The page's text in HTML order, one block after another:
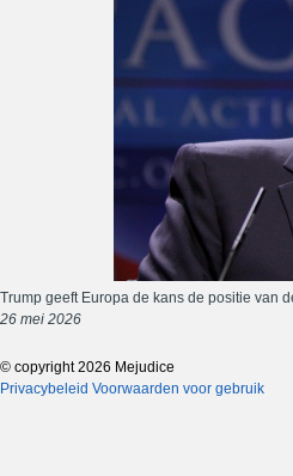
Trump geeft Europa de kans de positie van
26 mei 2026
© copyright 2026 Mejudice
Privacybeleid Voorwaarden voor gebruik